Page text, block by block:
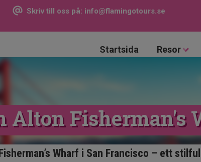
Skriv till oss på: info@flamingotours.se
Startsida Resor
Alton Fisherman's
Wharf i San Francisco – ett